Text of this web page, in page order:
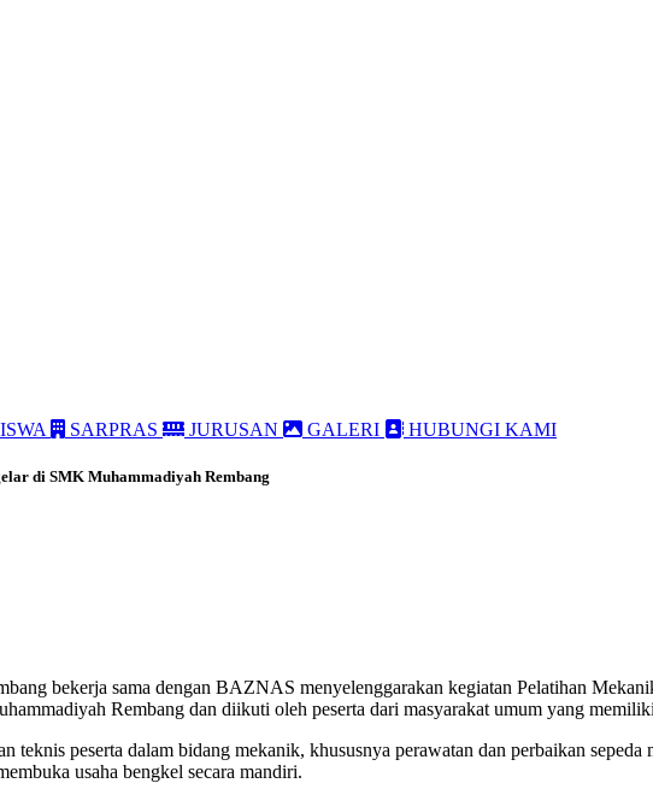
SARPRAS JURUSAN GALERI HUBUNGI KAMI
di SMK Muhammadiyah Rembang
bekerja sama dengan BAZNAS menyelenggarakan kegiatan Pelatihan
Rembang dan diikuti oleh peserta dari masyarakat umum yang
teknis peserta dalam bidang mekanik, khususnya perawatan dan perbaikan
usaha bengkel secara mandiri.